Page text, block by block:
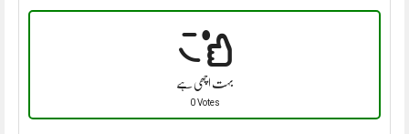
بہت اچھی ہے
0 Votes